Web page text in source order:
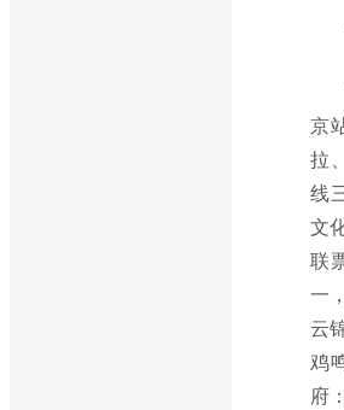
京
拉
线
文
联
一
云
鸡
府